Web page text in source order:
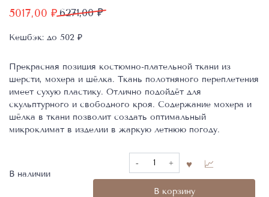
6271,00₽
Первоначальная
6271,00 ₽.
5017,00 ₽
Текущая
Кешбэк: до 502 ₽
Прекрасная позиция костюмно-плательной ткани из
шерсти, мохера и шёлка. Ткань полотняного переплетения
имеет сухую пластику. Отлично подойдёт для
скульптурного и свободного кроя. Содержание мохера и
шёлка в ткани позволит создать оптимальный
микроклимат в изделии в жаркую летнюю погоду.
В наличии
Количество
товара
В корзину